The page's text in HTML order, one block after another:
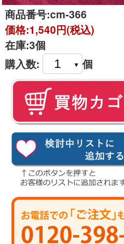
商品番号:cm-366
価格:1,540円(税込)
在庫:3個
購入数:
個